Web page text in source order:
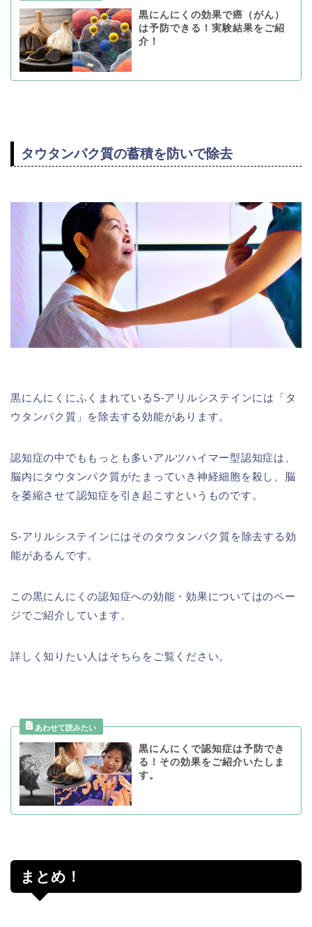
黒にんにくの効果で癌（がん）
は予防できる！実験結果をご紹
介！
タウタンパク質の蓄積を防いで除去
黒にんにくにふくまれているS-アリルシステインには「タ
ウタンパク質」を除去する効能があります。
認知症の中でももっとも多いアルツハイマー型認知症は、
脳内にタウタンパク質がたまっていき神経細胞を殺し、脳
を萎縮させて認知症を引き起こすというものです。
S-アリルシステインにはそのタウタンパク質を除去する効
能があるんです。
この黒にんにくの認知症への効能・効果についてはのペー
ジでご紹介しています。
詳しく知りたい人はそちらをご覧ください。
黒にんにくで認知症は予防でき
る！その効果をご紹介いたしま
す。
まとめ！